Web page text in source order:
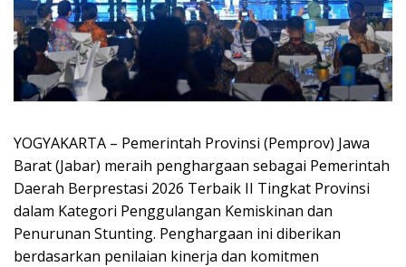
YOGYAKARTA – Pemerintah Provinsi (Pemprov) Jawa
Barat (Jabar) meraih penghargaan sebagai Pemerintah
Daerah Berprestasi 2026 Terbaik II Tingkat Provinsi
dalam Kategori Penggulangan Kemiskinan dan
Penurunan Stunting. Penghargaan ini diberikan
berdasarkan penilaian kinerja dan komitmen